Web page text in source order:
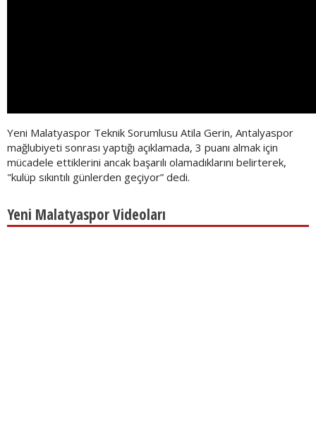
Yeni Malatyaspor Teknik Sorumlusu Atila Gerin, Antalyaspor
mağlubiyeti sonrası yaptığı açıklamada, 3 puanı almak için
mücadele ettiklerini ancak başarılı olamadıklarını belirterek,
"kulüp sıkıntılı günlerden geçiyor” dedi.
Yeni Malatyaspor Videoları